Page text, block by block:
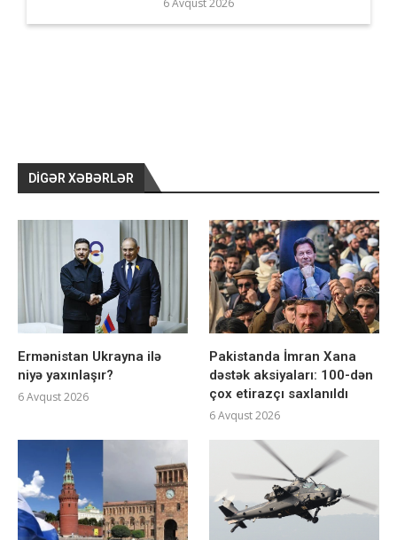
6 Avqust 2026
DIGƏR XƏBƏRLƏR
Ermənistan Ukrayna ilə
niyə yaxınlaşır?
6 Avqust 2026
Pakistanda İmran Xana
dəstək aksiyaları: 100-dən
çox etirazçı saxlanıldı
6 Avqust 2026